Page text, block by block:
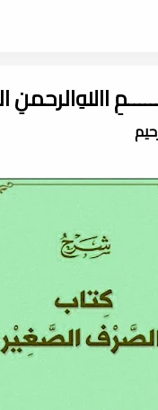
اﷲِالرحمنِ